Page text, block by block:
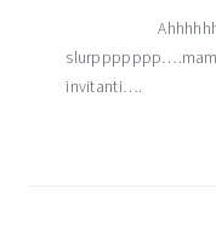
invitanti….